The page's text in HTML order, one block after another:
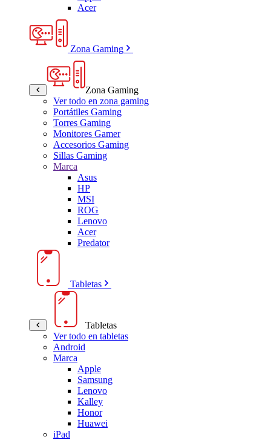
Acer
Zona Gaming
Zona Gaming
Ver todo en zona gaming
Portátiles Gaming
Torres Gaming
Monitores Gamer
Accesorios Gaming
Sillas Gaming
Marca
Asus
HP
MSI
ROG
Lenovo
Acer
Predator
Tabletas
Tabletas
Ver todo en tabletas
Android
Marca
Apple
Samsung
Lenovo
Kalley
Honor
Huawei
iPad